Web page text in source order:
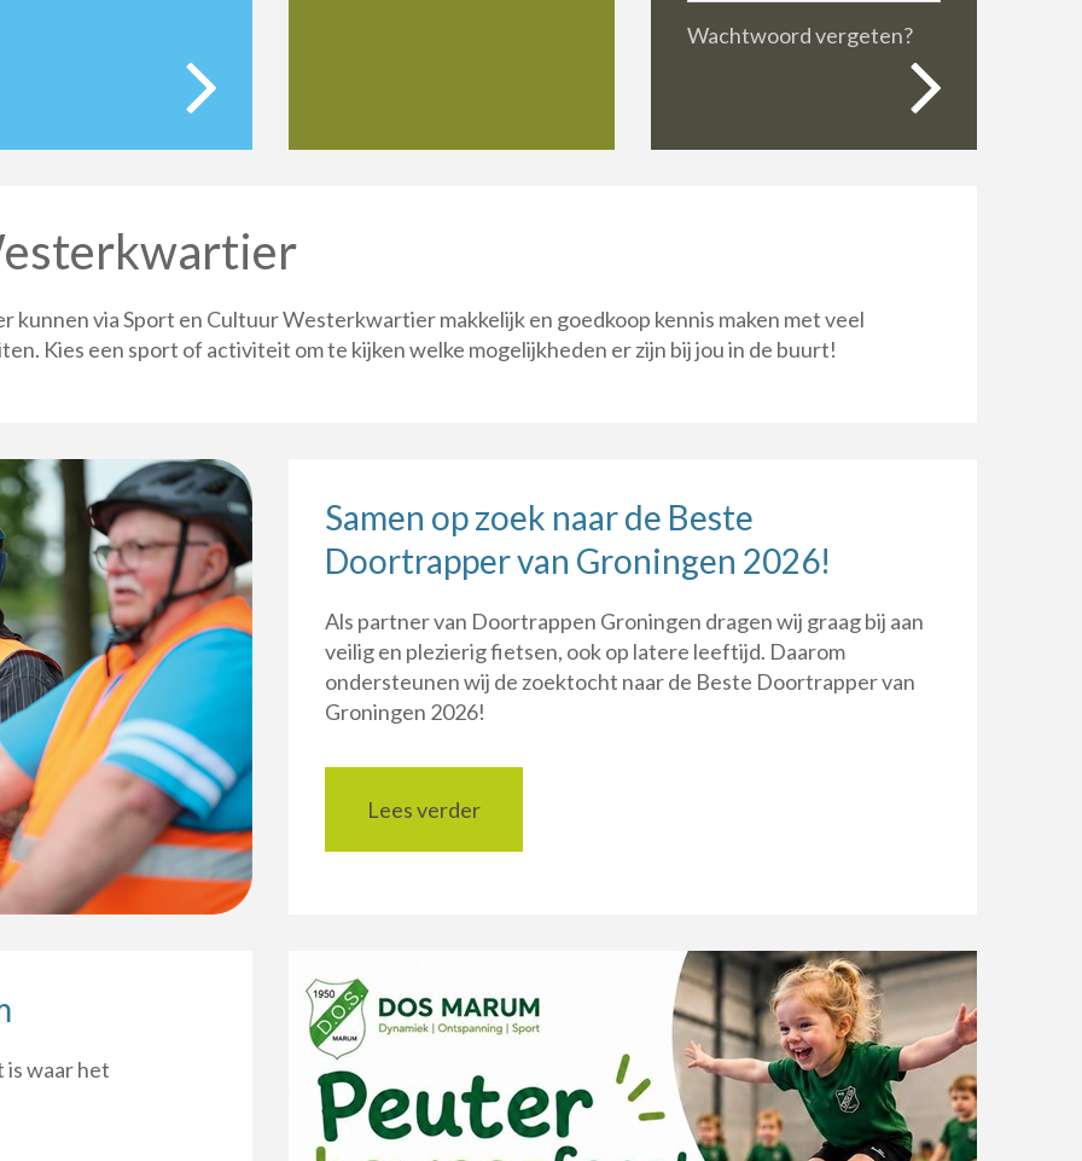
Wachtwoord vergeten?
via Sport en Cultuur Westerkwartier makkelijk en goedkoop kennis maken met veel
Kies een sport of activiteit om te kijken welke mogelijkheden er zijn bij jou in de buurt!
Samen op zoek naar de Beste
Doortrapper van Groningen 2026!
Als partner van Doortrappen Groningen dragen wij graag bij aan
veilig en plezierig fietsen, ook op latere leeftijd. Daarom
ondersteunen wij de zoektocht naar de Beste Doortrapper van
Groningen 2026!
Lees verder
is waar het